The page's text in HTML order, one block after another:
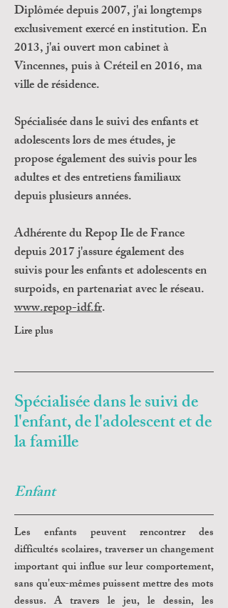
Diplômée depuis 2007, j'ai longtemps
exclusivement exercé en institution. En
2013, j'ai ouvert mon cabinet à
Vincennes, puis à Créteil en 2016, ma
ville de résidence.
Spécialisée dans le suivi des enfants et
adolescents lors de mes études, je
propose également des suivis pour les
adultes et des entretiens familiaux
depuis plusieurs années.
Adhérente du Repop Ile de France
depuis 2017 j'assure également des
suivis pour les enfants et adolescents en
surpoids, en partenariat avec le réseau.
www.repop-idf.fr.
Lire plus
Spécialisée dans le suivi de
l'enfant, de l'adolescent et de
la famille
Enfant
Les enfants peuvent rencontrer des
difficultés scolaires, traverser un changement
important qui influe sur leur comportement,
sans qu'eux-mêmes puissent mettre des mots
dessus. A travers le jeu, le dessin, les